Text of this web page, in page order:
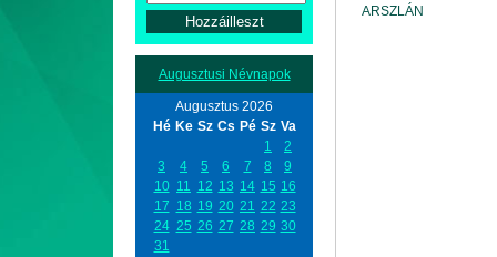
Augusztusi Névnapok
Augusztus 2026
Hé Ke Sz Cs Pé Sz Va
1
2
3
4 5 6 7 8
9
10 11 12 13 14 15 16
17 18 19 20 21 22 23
24 25 26 27 28 29 30
31
ARSZLÁN